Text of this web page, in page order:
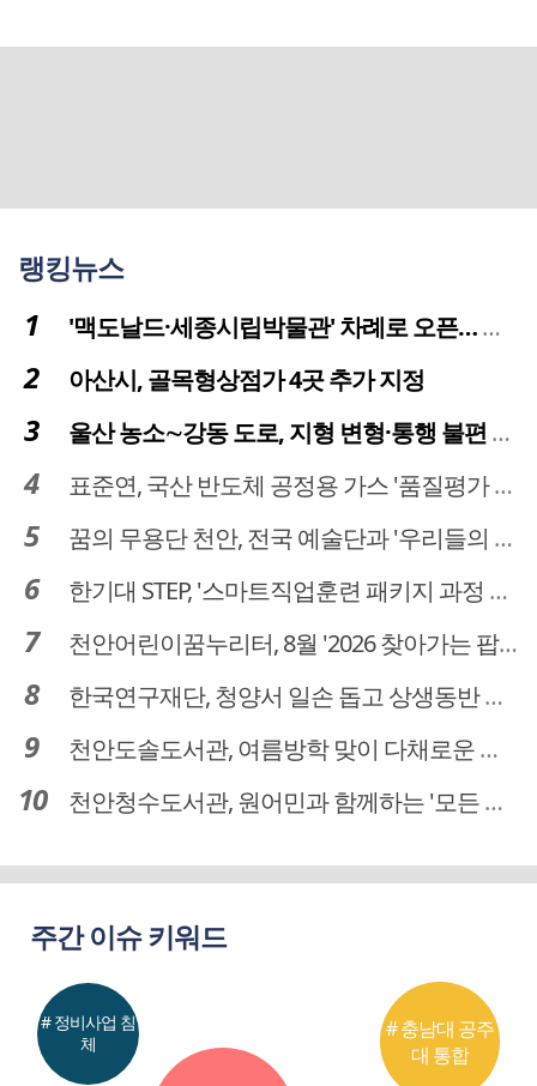
랭킹뉴스
'맥도날드·세종시립박물관' 차례로 오픈… 고운동 정주여건 좋아진다
아산시, 골목형상점가 4곳 추가 지정
울산 농소∼강동 도로, 지형 변형·통행 불편 해법 찾는다
표준연, 국산 반도체 공정용 가스 '품질평가 체계' 구축
꿈의 무용단 천안, 전국 예술단과 '우리들의 하모니' 선보여
한기대 STEP, '스마트직업훈련 패키지 과정 3기' 모집
천안어린이꿈누리터, 8월 '2026 찾아가는 팝업놀이터' 운영
한국연구재단, 청양서 일손 돕고 상생동반 친구맺기 봉사활동
천안도솔도서관, 여름방학 맞이 다채로운 독서문화 프로그램 운영
천안청수도서관, 원어민과 함께하는 '모든 영어 모든 독서' 운영
주간 이슈 키워드
# 충남대 공주
대 통합
# 정비사업 침
체